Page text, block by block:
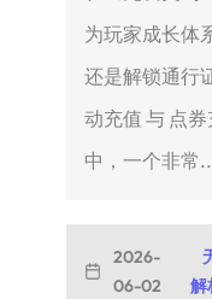
为玩家成长体
还是解锁通行
动充值 与 点
中，一个非常
2026-
06-02
解